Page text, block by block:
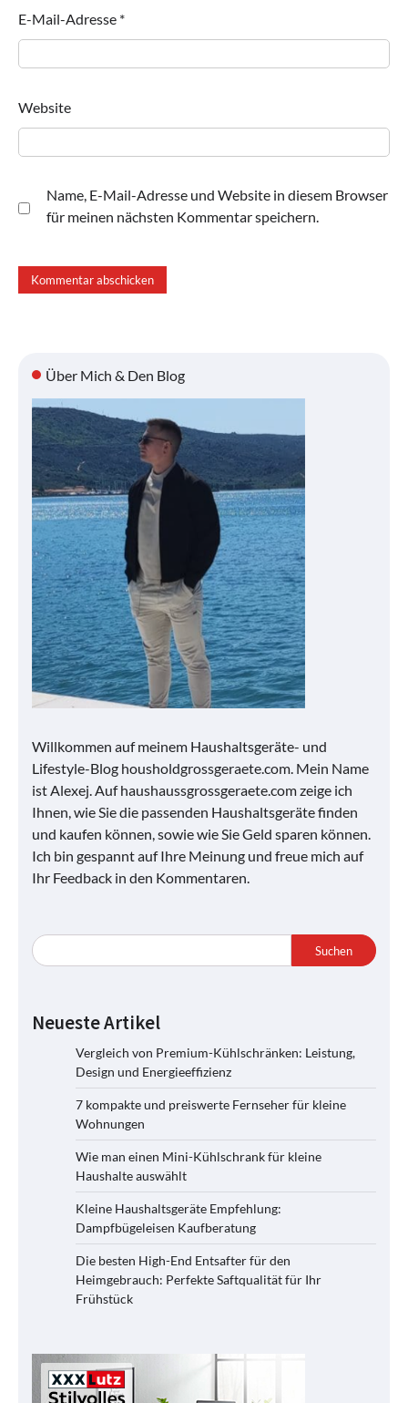
E-Mail-Adresse *
Website
Name, E-Mail-Adresse und Website in diesem Browser
für meinen nächsten Kommentar speichern.
Über Mich & Den Blog
Willkommen auf meinem Haushaltsgeräte- und
Lifestyle-Blog housholdgrossgeraete.com. Mein Name
ist Alexej. Auf haushaussgrossgeraete.com zeige ich
Ihnen, wie Sie die passenden Haushaltsgeräte finden
und kaufen können, sowie wie Sie Geld sparen können.
Ich bin gespannt auf Ihre Meinung und freue mich auf
Ihr Feedback in den Kommentaren.
Suchen
Neueste Artikel
Vergleich von Premium-Kühlschränken: Leistung,
Design und Energieeffizienz
7 kompakte und preiswerte Fernseher für kleine
Wohnungen
Wie man einen Mini-Kühlschrank für kleine
Haushalte auswählt
Kleine Haushaltsgeräte Empfehlung:
Dampfbügeleisen Kaufberatung
Die besten High-End Entsafter für den
Heimgebrauch: Perfekte Saftqualität für Ihr
Frühstück